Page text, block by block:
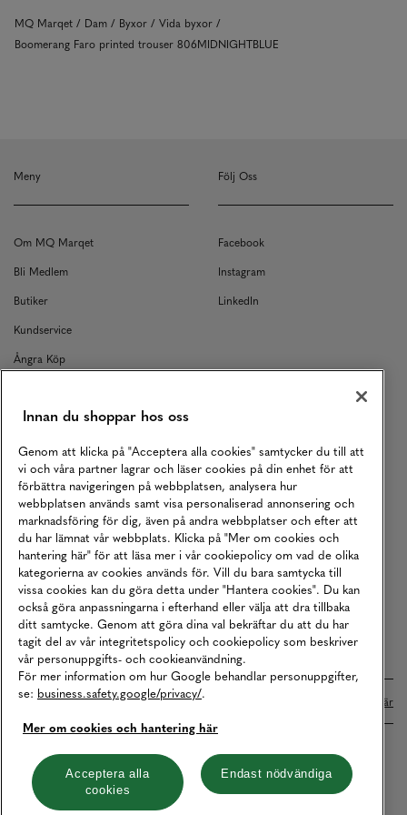
MQ Marqet Dam Byxor
Vida byxor
Boomerang Faro printed trouser 806MIDNIGHTBLUE
Meny
Om MQ Marqet
Bli Medlem
Butiker
Kundservice
Ångra Köp
Returer
Köpvillkor
Karriär
Vårt Ansvar
Våra Tjänster
Press
Studentrabatt
B2B
Tillgänglighetsredogörelse
Följ Oss
Facebook
Instagram
LinkedIn
Betalningar online sköts i samarbete med Klarna. Läs mer här
Cookies Integritetspolicy
Hantera cookies
Innan du shoppar hos oss
Genom att klicka på "Acceptera alla cookies" samtycker du till att
vi och våra partner lagrar och läser cookies på din enhet för att
förbättra navigeringen på webbplatsen, analysera hur
webbplatsen används samt visa personaliserad annonsering och
marknadsföring för dig, även på andra webbplatser och efter att
du har lämnat vår webbplats. Klicka på "Mer om cookies och
hantering här" för att läsa mer i vår cookiepolicy om vad de olika
kategorierna av cookies används för. Vill du bara samtycka till
vissa cookies kan du göra detta under "Hantera cookies". Du kan
också göra anpassningarna i efterhand eller välja att dra tillbaka
ditt samtycke. Genom att göra dina val bekräftar du att du har
tagit del av vår integritetspolicy och cookiepolicy som beskriver
vår personuppgifts- och cookieanvändning.
För mer information om hur Google behandlar personuppgifter,
se: business.safety.google/privacy/.
Mer om cookies och hantering här
Acceptera alla
cookies
Endast nödvändiga